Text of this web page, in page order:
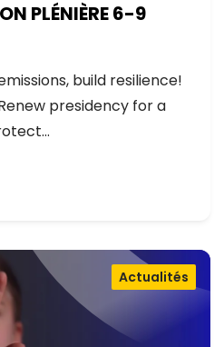
PLÉNIÈRE 6-9
build resilience!
presidency for a
Actualités